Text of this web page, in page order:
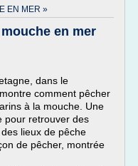
EN MER »
en mer
dans le
comment pêcher
à la mouche. Une
pour retrouver des
lieux de pêche
de pêcher, montrée